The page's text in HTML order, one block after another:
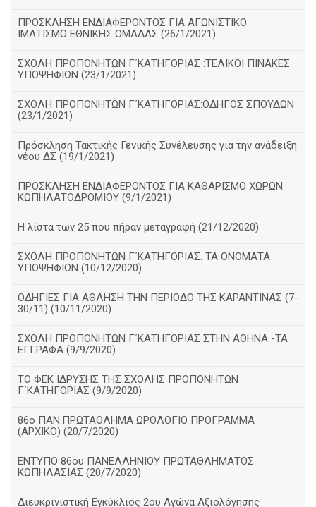
ΠΡΟΣΚΛΗΣΗ ΕΝΔΙΑΦΕΡΟΝΤΟΣ ΓΙΑ ΑΓΩΝΙΣΤΙΚΟ
ΙΜΑΤΙΣΜΟ ΕΘΝΙΚΗΣ ΟΜΑΔΑΣ (26/1/2021)
ΣΧΟΛΗ ΠΡΟΠΟΝΗΤΩΝ Γ΄ΚΑΤΗΓΟΡΙΑΣ :ΤΕΛΙΚΟΙ ΠΙΝΑΚΕΣ
ΥΠΟΨΗΦΙΩΝ (23/1/2021)
ΣΧΟΛΗ ΠΡΟΠΟΝΗΤΩΝ Γ΄ΚΑΤΗΓΟΡΙΑΣ:ΟΔΗΓΟΣ ΣΠΟΥΔΩΝ
(23/1/2021)
Πρόσκληση Τακτικής Γενικής Συνέλευσης για την ανάδειξη
νέου ΔΣ (19/1/2021)
ΠΡΟΣΚΛΗΣΗ ΕΝΔΙΑΦΕΡΟΝΤΟΣ ΓΙΑ ΚΑΘΑΡΙΣΜΟ ΧΩΡΩΝ
ΚΩΠΗΛΑΤΟΔΡΟΜΙΟΥ (9/1/2021)
Η λίστα των 25 που πήραν μεταγραφή (21/12/2020)
ΣΧΟΛΗ ΠΡΟΠΟΝΗΤΩΝ Γ΄ΚΑΤΗΓΟΡΙΑΣ: ΤΑ ΟΝΟΜΑΤΑ
ΥΠΟΨΗΦΙΩΝ (10/12/2020)
ΟΔΗΓΙΕΣ ΓΙΑ ΑΘΛΗΣΗ ΤΗΝ ΠΕΡΙΟΔΟ ΤΗΣ ΚΑΡΑΝΤΙΝΑΣ (7-
30/11) (10/11/2020)
ΣΧΟΛΗ ΠΡΟΠΟΝΗΤΩΝ Γ΄ΚΑΤΗΓΟΡΙΑΣ ΣΤΗΝ ΑΘΗΝΑ -ΤΑ
ΕΓΓΡΑΦΑ (9/9/2020)
TO ΦΕΚ ΙΔΡΥΣΗΣ ΤΗΣ ΣΧΟΛΗΣ ΠΡΟΠΟΝΗΤΩΝ
Γ΄ΚΑΤΗΓΟΡΙΑΣ (9/9/2020)
86o ΠΑΝ.ΠΡΩΤΑΘΛΗΜΑ ΩΡΟΛΟΓΙΟ ΠΡΟΓΡΑΜΜΑ
(ΑΡΧΙΚΟ) (20/7/2020)
ΕΝΤΥΠΟ 86ου ΠΑΝΕΛΛΗΝΙΟΥ ΠΡΩΤΑΘΛΗΜΑΤΟΣ
ΚΩΠΗΛΑΣΙΑΣ (20/7/2020)
Διευκρινιστική Εγκύκλιος 2ου Αγώνα Αξιολόγησης